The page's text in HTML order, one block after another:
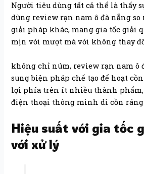
Người tiêu dùng tất cả thể là thấy
dùng review rạn nam ô đà nẵng
giải pháp khác, mang gia tốc giải
mịn với mượt mà với không thay
không chỉ núm, review rạn nam ô
sung biện pháp chế tạo để hoạt
lợi phía trên ít nhiều thành phẩm,
điện thoại thông minh di cồn ráng
Hiệu suất với gia tốc
với xử lý